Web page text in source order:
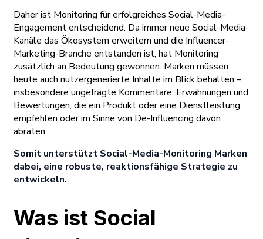
Daher ist Monitoring für erfolgreiches Social-Media-
Engagement entscheidend. Da immer neue Social-Media-
Kanäle das Ökosystem erweitern und die Influencer-
Marketing-Branche entstanden ist, hat Monitoring
zusätzlich an Bedeutung gewonnen: Marken müssen
heute auch nutzergenerierte Inhalte im Blick behalten –
insbesondere ungefragte Kommentare, Erwähnungen und
Bewertungen, die ein Produkt oder eine Dienstleistung
empfehlen oder im Sinne von De-Influencing davon
abraten.
Somit unterstützt Social-Media-Monitoring Marken
dabei, eine robuste, reaktionsfähige Strategie zu
entwickeln.
Was ist Social